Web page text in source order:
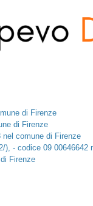
di Firenze
di Firenze
nel comune di Firenze
), - codice 09 00646642
Firenze